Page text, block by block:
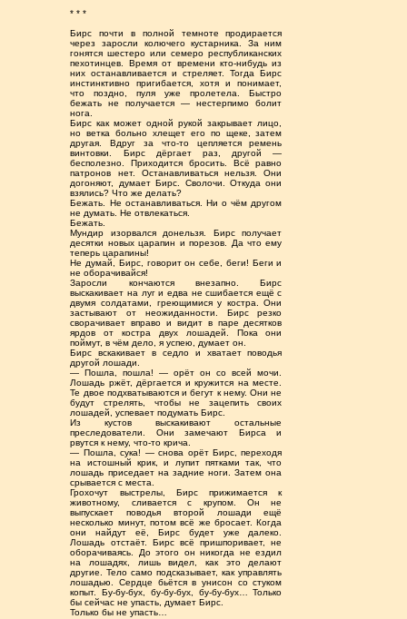
* * *
Бирс почти в полной темноте продирается
через заросли колючего кустарника. За ним
гонятся шестеро или семеро республиканских
пехотинцев. Время от времени кто-нибудь из
них останавливается и стреляет. Тогда Бирс
инстинктивно пригибается, хотя и понимает,
что поздно, пуля уже пролетела. Быстро
бежать не получается — нестерпимо болит
нога.
Бирс как может одной рукой закрывает лицо,
но ветка больно хлещет его по щеке, затем
другая. Вдруг за что-то цепляется ремень
винтовки. Бирс дёргает раз, другой —
бесполезно. Приходится бросить. Всё равно
патронов нет. Останавливаться нельзя. Они
догоняют, думает Бирс. Сволочи. Откуда они
взялись? Что же делать?
Бежать. Не останавливаться. Ни о чём другом
не думать. Не отвлекаться.
Бежать.
Мундир изорвался донельзя. Бирс получает
десятки новых царапин и порезов. Да что ему
теперь царапины!
Не думай, Бирс, говорит он себе, беги! Беги и
не оборачивайся!
Заросли кончаются внезапно. Бирс
выскакивает на луг и едва не сшибается ещё с
двумя солдатами, греющимися у костра. Они
застывают от неожиданности. Бирс резко
сворачивает вправо и видит в паре десятков
ярдов от костра двух лошадей. Пока они
поймут, в чём дело, я успею, думает он.
Бирс вскакивает в седло и хватает поводья
другой лошади.
— Пошла, пошла! — орёт он со всей мочи.
Лошадь ржёт, дёргается и кружится на месте.
Те двое подхватываются и бегут к нему. Они не
будут стрелять, чтобы не зацепить своих
лошадей, успевает подумать Бирс.
Из кустов выскакивают остальные
преследователи. Они замечают Бирса и
рвутся к нему, что-то крича.
— Пошла, сука! — снова орёт Бирс, переходя
на истошный крик, и лупит пятками так, что
лошадь приседает на задние ноги. Затем она
срывается с места.
Грохочут выстрелы, Бирс прижимается к
животному, сливается с крупом. Он не
выпускает поводья второй лошади ещё
несколько минут, потом всё же бросает. Когда
они найдут её, Бирс будет уже далеко.
Лошадь отстаёт. Бирс всё пришпоривает, не
оборачиваясь. До этого он никогда не ездил
на лошадях, лишь видел, как это делают
другие. Тело само подсказывает, как управлять
лошадью. Сердце бьётся в унисон со стуком
копыт. Бу-бу-бух, бу-бу-бух, бу-бу-бух… Только
бы сейчас не упасть, думает Бирс.
Только бы не упасть…